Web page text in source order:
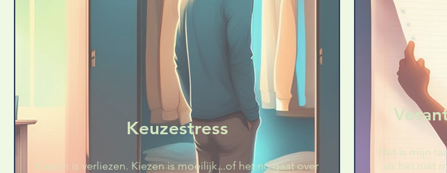
Keuzestress
Kiezen is verliezen. Kiezen is moeilijk...of het nu gaat over
Het is mijn
als het niet